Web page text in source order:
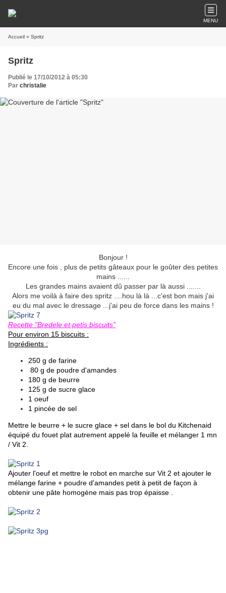
MENU
Accueil » Spritz
Spritz
Publié le 17/10/2012 à 05:30
Par christalie
Bonjour !
Encore une fois , plus de petits gâteaux pour le goûter des petites
mains ......
Les grandes mains avaient dû passer par là aussi .......
Alors me voilà à faire des spritz ....hou là là ...c'est bon mais j'ai
eu du mal avec le dressage ...j'ai peu de force dans les mains !
Recette "Bredele et petis biscuits"
Pour environ 15 biscuits :
Ingrédients :
250 g de farine
80 g de poudre d'amandes
180 g de beurre
125 g de sucre glace
1 oeuf
1 pincée de sel
Mettre le beurre + le sucre glace + sel dans le bol du Kitchenaid
équipé du fouet plat autrement appelé la feuille et mélanger 1 mn
/ Vit 2.
Ajouter l'oeuf et mettre le robot en marche sur Vit 2 et ajouter le
mélange farine + poudre d'amandes petit à petit de façon à
obtenir une pâte homogène mais pas trop épaisse .